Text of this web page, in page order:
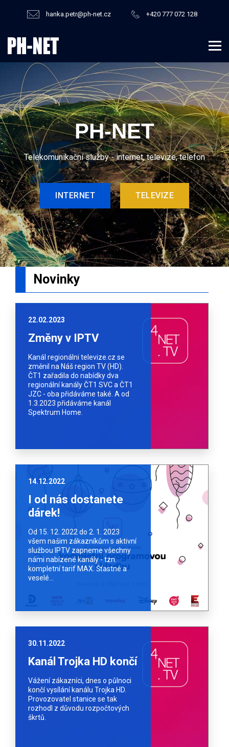
hanka.petr@ph-net.cz +420 777 072 128
PH-NET
Telekomunikační služby - internet, televize, telefon
INTERNET TELEVIZE
Novinky
22.02.2023
Změny v IPTV
Kanál regionálni televize.cz se
změnil na Náš region TV (HD).
ČT1 zařadila do nabídky dva
regionální kanály ČT1 SVC a ČT1
JZC - oba přidáváme také. A od
1.3.2023 přidáváme kanál
Spektrum Home.
14.12.2022
I od nás dostanete
dárek!
Od 15. 12. 2022 do 2. 1. 2023
všem našim zákazníkům s aktivní
službou IPTV zapneme všechny
námi nabízené kanály - tzn.
kompletní tarif MAX. Šťastné a
veselé...
30.11.2022
Kanál Trojka HD končí
Vážení zákazníci, dnes o půlnoci
končí vysílání kanálu Trojka HD.
Provozovatel stanice se tak
rozhodl z důvodu rozpočtových
škrtů.